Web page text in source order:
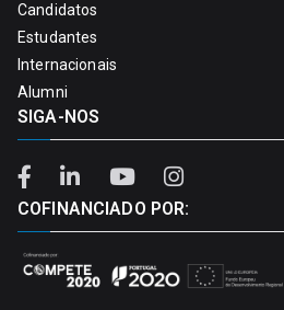
Candidatos
Estudantes
Internacionais
Alumni
SIGA-NOS
COFINANCIADO POR: